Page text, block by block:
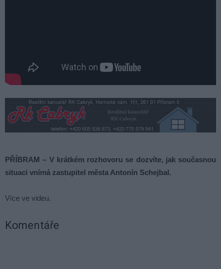
PŘÍBRAM – V krátkém rozhovoru se dozvíte, jak současnou
situaci vnímá zastupitel města Antonín Schejbal.
Více ve videu.
Komentáře